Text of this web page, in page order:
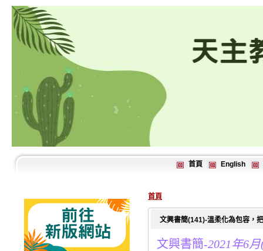
首頁 English
首頁
文興書簡(141)-溫柔化為包容，
文興書簡-2021年6